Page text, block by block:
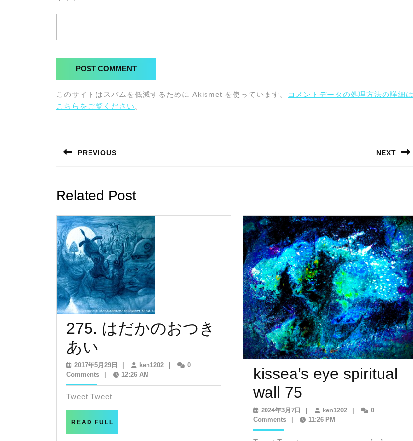
このサイトはスパムを低減するために Akismet を使っています。
コメントデータの処理方法の詳細は
こちらをご覧ください 。
稿
ゲ
ー
シ
ョ
ン
PREVIOUS NEXT
Related Post
275. はだかのおつき
あい
は
だ
か
の
2017年5月29日
2017
年
日
ken1202ken12020
Comments
12:26 AM
Tweet Tweet
READ FULL
kissea’s eye spiritual
wall 75
eye
spiritual
2024年3月7日
2024
年
ken1202ken12020
Comments
11:26 PM